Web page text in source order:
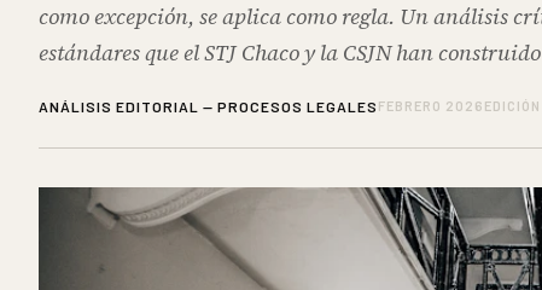
como excepción, se aplica como regla. Un análisis
estándares que el STJ Chaco y la CSJN han
ANÁLISIS EDITORIAL — PROCESOS LEGALES FEBRERO 2026